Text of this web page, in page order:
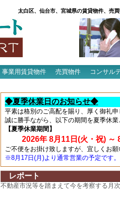
太白区、仙台市、宮城県の賃貸物件、売
事業用賃貸物件 売買物件 コンサル
◆夏季休業日のお知らせ◆
平素は格別のご高配を賜り、厚く御礼申
誠に勝手ながら、以下の期間を夏季休業
【夏季休業期間】
2026年 8月11日(火・祝) ～
ご不便をお掛け致しますが、宜しくお願
※8月17日(月)より通常営業の予定です。
レポート
不動産市況等を踏まえて今を考察する月